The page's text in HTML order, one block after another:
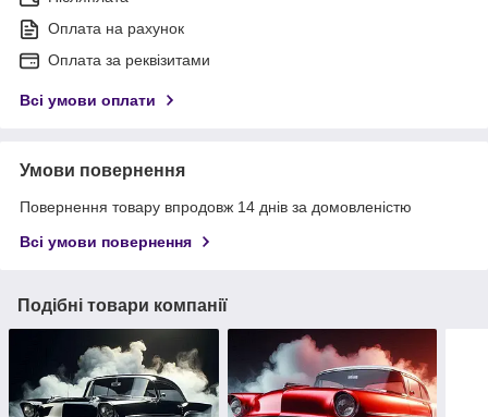
Оплата на рахунок
Оплата за реквізитами
Всі умови оплати
Умови повернення
Повернення товару впродовж 14 днів за домовленістю
Всі умови повернення
Подібні товари компанії